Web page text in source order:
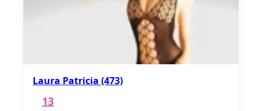
Laura Patricia (473)
13